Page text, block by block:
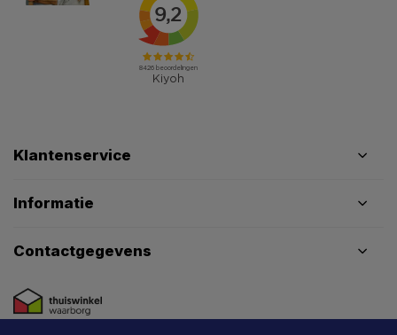
Klantenservice
Informatie
Contactgegevens